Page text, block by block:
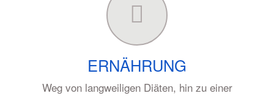
ERNÄHRUNG
Weg von langweiligen Diäten, hin zu einer